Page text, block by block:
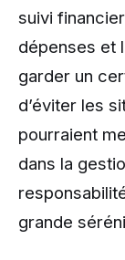
suivi
dépenses et
garder un
d’éviter les
pourraient
dans la
grande